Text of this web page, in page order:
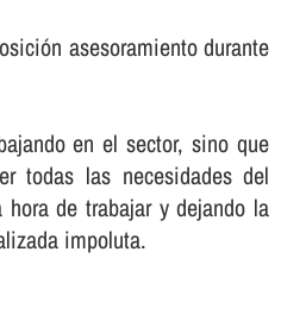
asesoramiento durante
en el sector, sino que
todas las necesidades del
de trabajar y dejando la
impoluta.